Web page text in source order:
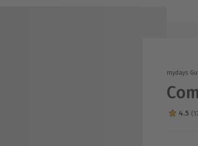
mydays
4.5
4.5